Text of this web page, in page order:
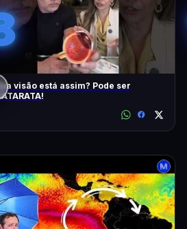
visão está assim? Pode ser